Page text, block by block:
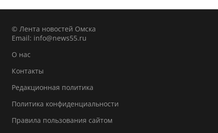
© Лента новостей Омска
Email: info@news55.ru
О нас
Контакты
Редакционная политика
Политика конфиденциальности
Правила пользования сайтом